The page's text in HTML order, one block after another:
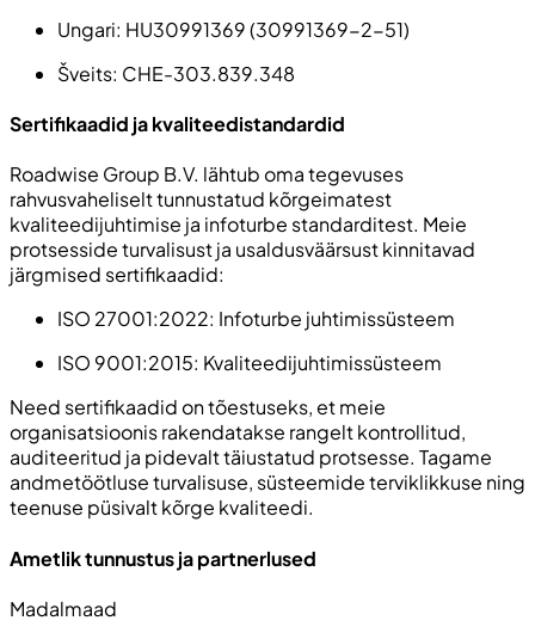
Ungari: HU30991369 (30991369-2-51)
Šveits: CHE-303.839.348
Sertifikaadid ja kvaliteedistandardid
Roadwise Group B.V. lähtub oma tegevuses
rahvusvaheliselt tunnustatud kõrgeimatest
kvaliteedijuhtimise ja infoturbe standarditest. Meie
protsesside turvalisust ja usaldusväärsust kinnitavad
järgmised sertifikaadid:
ISO 27001:2022: Infoturbe juhtimissüsteem
ISO 9001:2015: Kvaliteedijuhtimissüsteem
Need sertifikaadid on tõestuseks, et meie
organisatsioonis rakendatakse rangelt kontrollitud,
auditeeritud ja pidevalt täiustatud protsesse. Tagame
andmetöötluse turvalisuse, süsteemide terviklikkuse ning
teenuse püsivalt kõrge kvaliteedi.
Ametlik tunnustus ja partnerlused
Madalmaad